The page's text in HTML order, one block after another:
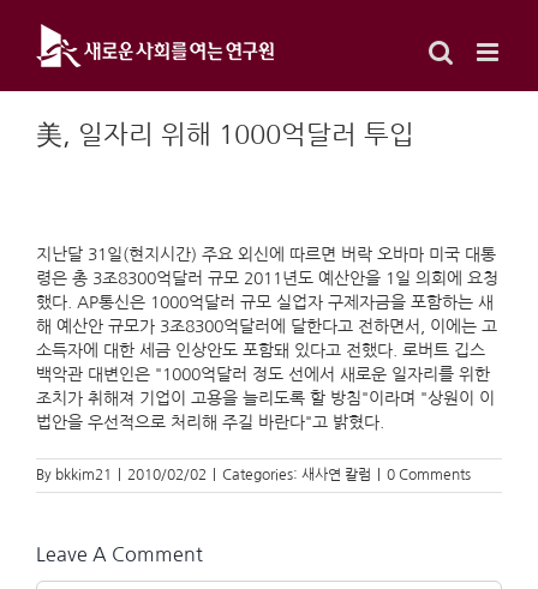
content
美, 일자리 위해 1000억달러 투입
지난달 31일(현지시간) 주요 외신에 따르면 버락 오바마 미국 대통
령은 총 3조8300억달러 규모 2011년도 예산안을 1일 의회에 요청
했다. AP통신은 1000억달러 규모 실업자 구제자금을 포함하는 새
해 예산안 규모가 3조8300억달러에 달한다고 전하면서, 이에는 고
소득자에 대한 세금 인상안도 포함돼 있다고 전했다. 로버트 깁스
백악관 대변인은 "1000억달러 정도 선에서 새로운 일자리를 위한
조치가 취해져 기업이 고용을 늘리도록 할 방침"이라며 "상원이 이
법안을 우선적으로 처리해 주길 바란다"고 밝혔다.
By bkkim21 2010/02/02 Categories: 새사연 칼럼 0 Comments
Leave A Comment